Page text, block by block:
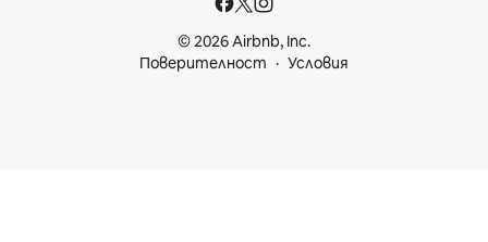
© 2026 Airbnb, Inc.
Поверителност
Условия